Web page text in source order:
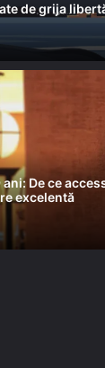
de grija
ani: De ce
excelentă